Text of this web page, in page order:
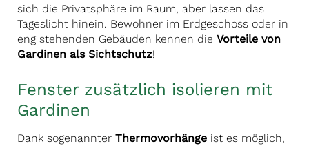
sich die Privatsphäre im Raum, aber lassen das
Tageslicht hinein. Bewohner im Erdgeschoss oder in
eng stehenden Gebäuden kennen die Vorteile von
Gardinen als Sichtschutz!
Fenster zusätzlich isolieren mit
Gardinen
Dank sogenannter Thermovorhänge ist es möglich,